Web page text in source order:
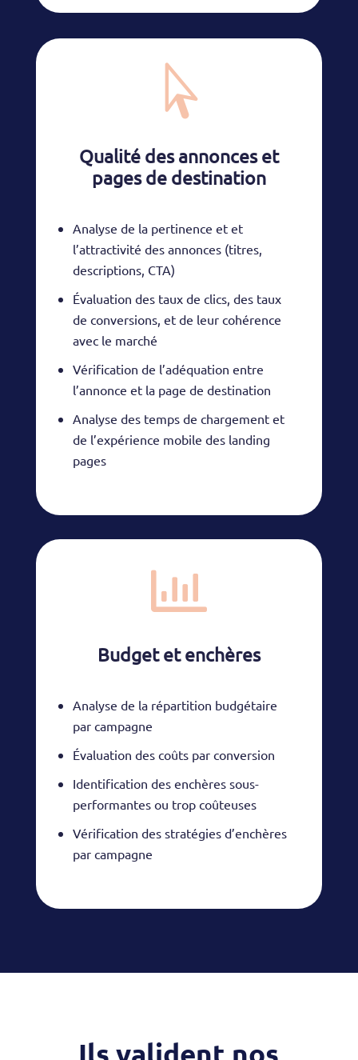

Qualité des annonces et
pages de destination
Analyse de la pertinence et et
l’attractivité des annonces (titres,
descriptions, CTA)
Évaluation des taux de clics, des taux
de conversions, et de leur cohérence
avec le marché
Vérification de l’adéquation entre
l’annonce et la page de destination
Analyse des temps de chargement et
de l’expérience mobile des landing
pages

Budget et enchères
Analyse de la répartition budgétaire
par campagne
Évaluation des coûts par conversion
Identification des enchères sous-
performantes ou trop coûteuses
Vérification des stratégies d’enchères
par campagne
Ils valident nos